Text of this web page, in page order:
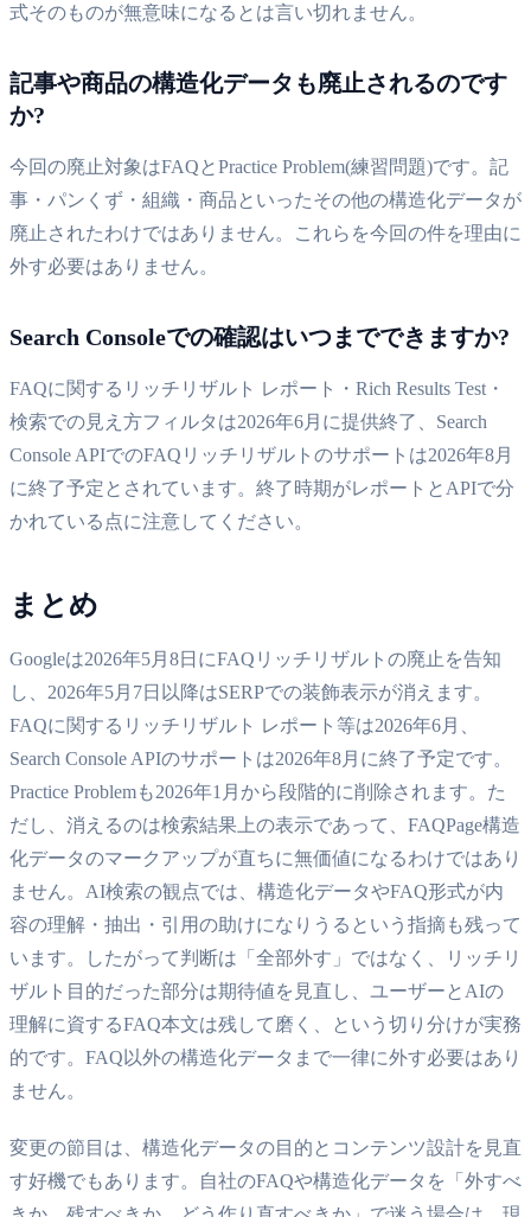
式そのものが無意味になるとは言い切れません。
記事や商品の構造化データも廃止されるのです
か?
今回の廃止対象はFAQとPractice Problem(練習問題)です。記
事・パンくず・組織・商品といったその他の構造化データが
廃止されたわけではありません。これらを今回の件を理由に
外す必要はありません。
Search Consoleでの確認はいつまでできますか?
FAQに関するリッチリザルト レポート・Rich Results Test・
検索での見え方フィルタは2026年6月に提供終了、Search
Console APIでのFAQリッチリザルトのサポートは2026年8月
に終了予定とされています。終了時期がレポートとAPIで分
かれている点に注意してください。
まとめ
Googleは2026年5月8日にFAQリッチリザルトの廃止を告知
し、2026年5月7日以降はSERPでの装飾表示が消えます。
FAQに関するリッチリザルト レポート等は2026年6月、
Search Console APIのサポートは2026年8月に終了予定です。
Practice Problemも2026年1月から段階的に削除されます。た
だし、消えるのは検索結果上の表示であって、FAQPage構造
化データのマークアップが直ちに無価値になるわけではあり
ません。AI検索の観点では、構造化データやFAQ形式が内
容の理解・抽出・引用の助けになりうるという指摘も残って
います。したがって判断は「全部外す」ではなく、リッチリ
ザルト目的だった部分は期待値を見直し、ユーザーとAIの
理解に資するFAQ本文は残して磨く、という切り分けが実務
的です。FAQ以外の構造化データまで一律に外す必要はあり
ません。
変更の節目は、構造化データの目的とコンテンツ設計を見直
す好機でもあります。自社のFAQや構造化データを「外すべ